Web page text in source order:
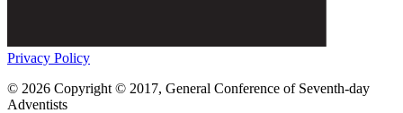
Privacy Policy
© 2026 Copyright © 2017, General Conference of Seventh-day
Adventists